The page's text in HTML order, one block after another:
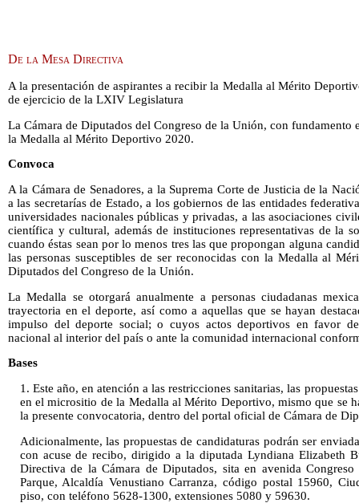
De la Mesa Directiva
A la presentación de aspirantes a recibir la Medalla al Mérito
de ejercicio de la LXIV Legislatura
La Cámara de Diputados del Congreso de la Unión, con fundamento
la Medalla al Mérito Deportivo 2020.
Convoca
A la Cámara de Senadores, a la Suprema Corte de Justicia de la
a las secretarías de Estado, a los gobiernos de las entidades
universidades nacionales públicas y privadas, a las asociaciones
científica y cultural, además de instituciones representativas de la
cuando éstas sean por lo menos tres las que propongan alguna
las personas susceptibles de ser reconocidas con la Medalla al
Diputados del Congreso de la Unión.
La Medalla se otorgará anualmente a personas ciudadanas
trayectoria en el deporte, así como a aquellas que se hayan
impulso del deporte social; o cuyos actos deportivos en favor
nacional al interior del país o ante la comunidad internacional
Bases
1. Este año, en atención a las restricciones sanitarias, las
en el micrositio de la Medalla al Mérito Deportivo, mismo que se
la presente convocatoria, dentro del portal oficial de Cámara de
Adicionalmente, las propuestas de candidaturas podrán ser
con acuse de recibo, dirigido a la diputada Lyndiana Elizabeth
Directiva de la Cámara de Diputados, sita en avenida
Parque, Alcaldía Venustiano Carranza, código postal 15960,
piso, con teléfono 5628-1300, extensiones 5080 y 59630.